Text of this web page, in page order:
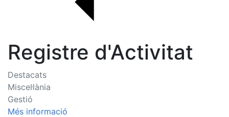
Registre d'Activitat
Destacats
Miscel·lània
Gestió
Més informació